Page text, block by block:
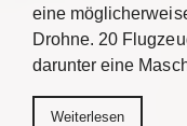
eine
Drohne. 20
darunter eine
Weiterlesen